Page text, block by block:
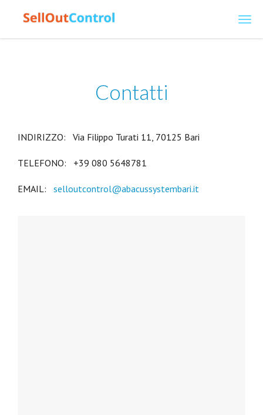
Contatti
INDIRIZZO: Via Filippo Turati 11, 70125 Bari
TELEFONO: +39 080 5648781
EMAIL: selloutcontrol@abacussystembari.it